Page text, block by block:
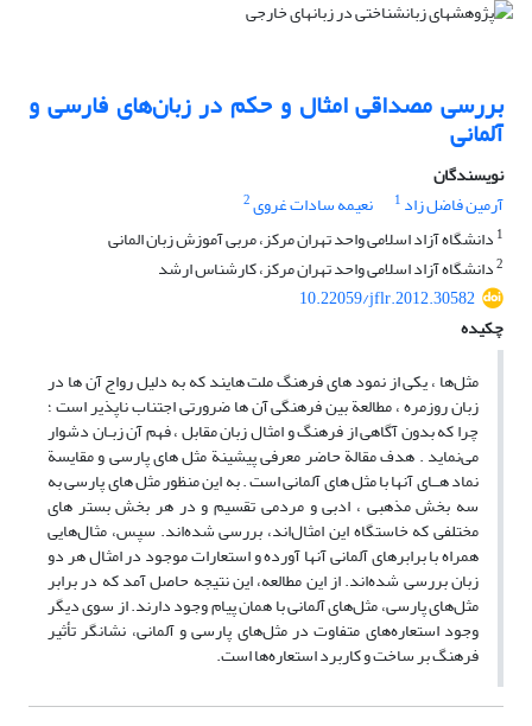
بررسی مصداقی امثال و حکم در زبان‌های فارسی و
آلمانی
نویسندگان
آرمین فاضل زاد 1 نعیمه سادات غروی2
1 دانشگاه آزاد اسلامی واحد تهران مرکز، مربی آموزش زبان المانی
2دانشگاه آزاد اسلامی واحد تهران مرکز، کارشناس ارشد
10.22059/jflr.2012.30582
چکیده
مثل‌ها ، یکی از نمود های فرهنگ ملت‌ هایند که به دلیل رواج آن ها در
زبان روزمره ، مطالعة بین فرهنگی آن ها ضرورتی اجتناب ‌ناپذیر است ؛
چرا که بدون آگاهی از فرهنگ و امثال زبان مقابل ، فهم آن زبـان دشوار
می‌نماید . هدف مقالة حاضر معرفی پیشینة مثل‌ های پارسی و مقایسة
نماد هــای آنها با مثل‌ های آلمانی است . به این منظور مثل ‌های پارسی به
سه بخش مذهبی ، ادبی و مردمی تقسیم و در هر بخش بستر های
مختلفی که خاستگاه این امثال‌اند، بررسی شده‌اند. سپس، مثال‌هایی
همراه با برابرهای آلمانی آنها آورده و استعارات موجود در امثال هر دو
زبان بررسی شده‌اند. از این مطالعه، این نتیجه حاصل آمد که در برابر
مثل‌های پارسی، مثل‌های آلمانی با همان پیام وجود دارند. از سوی دیگر
وجود استعاره‌های متفاوت در مثل‌های پارسی و آلمانی، نشانگر تأثیر
فرهنگ بر ساخت و کاربرد استعاره‌ها است.